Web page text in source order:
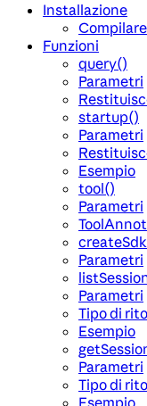
Installazione
Funzioni
query()
Parametri
startup()
Parametri
Esempio
tool()
Parametri
Parametri
Parametri
Tipo di
Esempio
Parametri
Tipo di